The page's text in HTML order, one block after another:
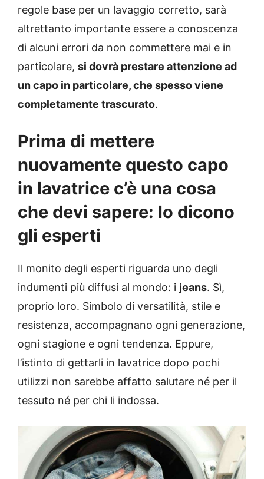
regole base per un lavaggio corretto, sarà
altrettanto importante essere a conoscenza
di alcuni errori da non commettere mai e in
particolare, si dovrà prestare attenzione ad
un capo in particolare, che spesso viene
completamente trascurato.
Prima di mettere
nuovamente questo capo
in lavatrice c’è una cosa
che devi sapere: lo dicono
gli esperti
Il monito degli esperti riguarda uno degli
indumenti più diffusi al mondo: i jeans. Sì,
proprio loro. Simbolo di versatilità, stile e
resistenza, accompagnano ogni generazione,
ogni stagione e ogni tendenza. Eppure,
l’istinto di gettarli in lavatrice dopo pochi
utilizzi non sarebbe affatto salutare né per il
tessuto né per chi li indossa.